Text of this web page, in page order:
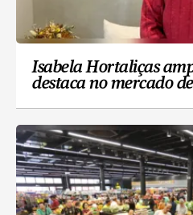
Isabela Hortaliças
destaca no mercado